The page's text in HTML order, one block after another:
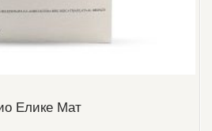
Елике Мат